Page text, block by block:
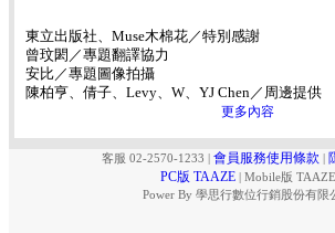
東立出版社、Muse木棉花／特別感謝
曾玟閎／專題翻譯協力
安比／專題圖像拍攝
陳柏亨、倩子、Levy、W、YJ Chen／周邊提供
更多內容
客服 02-2570-1233 | 會員服務使用條款 |
PC版 TAAZE | Mobile版 TAAZE
Power By 學思行數位行銷股份有限